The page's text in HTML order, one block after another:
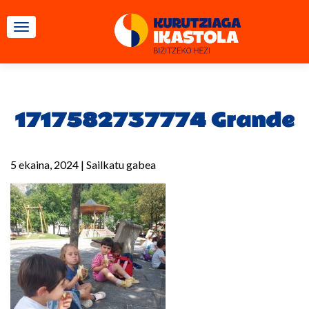
TOGGLE NAVIGATION
1717582737774 Grande
5 ekaina, 2024 | Sailkatu gabea